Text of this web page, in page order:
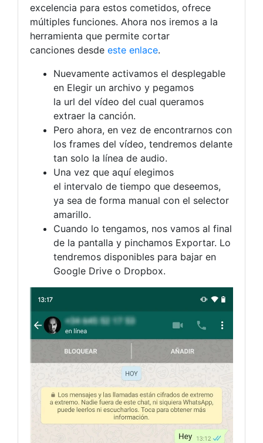
excelencia para estos cometidos, ofrece
múltiples funciones. Ahora nos iremos a la
herramienta que permite cortar
canciones desde este enlace.
Nuevamente activamos el desplegable
en Elegir un archivo y pegamos
la url del vídeo del cual queramos
extraer la canción.
Pero ahora, en vez de encontrarnos con
los frames del vídeo, tendremos delante
tan solo la línea de audio.
Una vez que aquí elegimos
el intervalo de tiempo que deseemos,
ya sea de forma manual con el selector
amarillo.
Cuando lo tengamos, nos vamos al final
de la pantalla y pinchamos Exportar. Lo
tendremos disponibles para bajar en
Google Drive o Dropbox.